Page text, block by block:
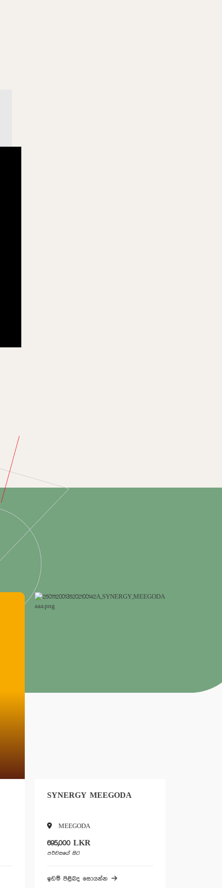
SYNERGY MEEGODA
MEEGODA
695,000 LKR
පර්චසයේ සිට
ඉඩම් පිළිබද සොයන්න